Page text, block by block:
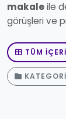
makaleile
görüşleri ve
TÜM